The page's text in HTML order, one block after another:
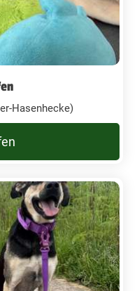
Hasenhecke)